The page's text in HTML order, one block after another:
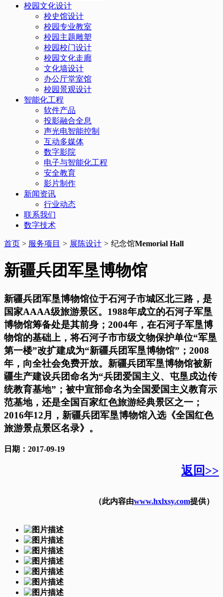
校园文化设计
校史馆设计
校园专业教室
校园主题雕塑
校园校门设计
校园文化走廊
文化墙设计
办公厅堂室馆
校园景观设计
智能化工程
软件产品
投影融合全息
声光电智能控制
互动多媒体
数字影院
电子与智能化工程
安全教育
影片制作
新闻资讯
行业动态
联系我们
数字技术
首页 > 服务项目 > 展陈设计 > 纪念馆Memorial Hall
新疆兵团军垦博物馆
新疆兵团军垦博物馆位于石河子市城区北三路，是
国家AAAA级旅游景区。1988年成立的石河子军垦
博物馆筹备处是其前身；2004年，在石河子军垦博
物馆的基础上，将石河子市市级文物保护单位“军垦
第一楼”改扩建成为“新疆兵团军垦博物馆”；2008
年，向全社会免费开放。新疆兵团军垦博物馆被新
疆生产建设兵团命名为“兵团爱国主义、屯垦戍边传
统教育基地”；被中宣部命名为全国爱国主义教育示
范基地，还是全国百家红色旅游经典景区之一；
2016年12月，新疆兵团军垦博物馆入选《全国红色
旅游景点景区名录》。
日期：2017-09-19
返回>>
（此内容由www.hxlxsy.com提供）